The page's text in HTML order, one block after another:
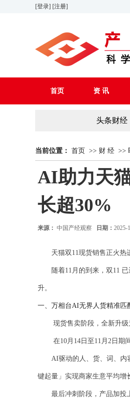
[登录] [注册]
首页 资 讯
头条财经
当前位置： 首页 >> 财 经 >>
AI助力天
长超30%
来源： 中国产经观察 日期： 2025-
天猫双11现货销售正火热进
随着11月的到来，双11 已
升。
一、万相台AI无界人货精准匹
现货售卖阶段，全新升级为
在10月14日至11月2日期间
AI驱动的人、货、词、内
键起量」实现商家生意平均增
最后冲刺阶段，产品加投上